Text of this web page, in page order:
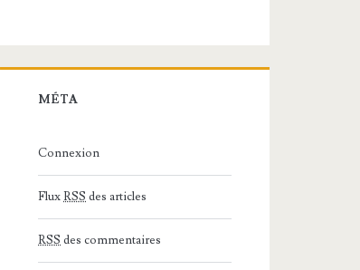
MÉTA
Connexion
FluxRSS des articles
RSS des commentaires